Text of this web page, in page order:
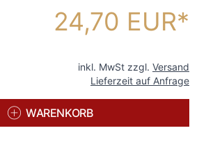
24,70 EUR
inkl. MwSt zzgl. Versand
Lieferzeit auf Anfrage
WARENKORB